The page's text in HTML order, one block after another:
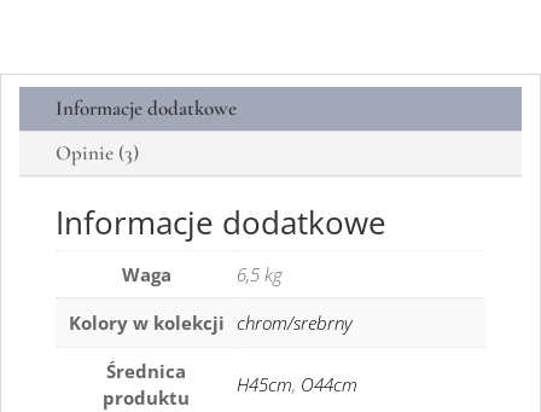
Informacje dodatkowe
Opinie (3)
Informacje dodatkowe
Waga
6,5 kg
Kolory w kolekcji chrom/srebrny
Średnica
produktu
H45cm, O44cm